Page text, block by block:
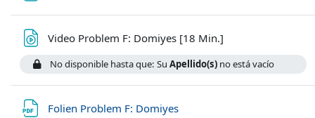
Video Problem F: Domiyes [18 Min.]
No disponible hasta que: SuApellido(s) no está vacío
Folien Problem F: Domiyes